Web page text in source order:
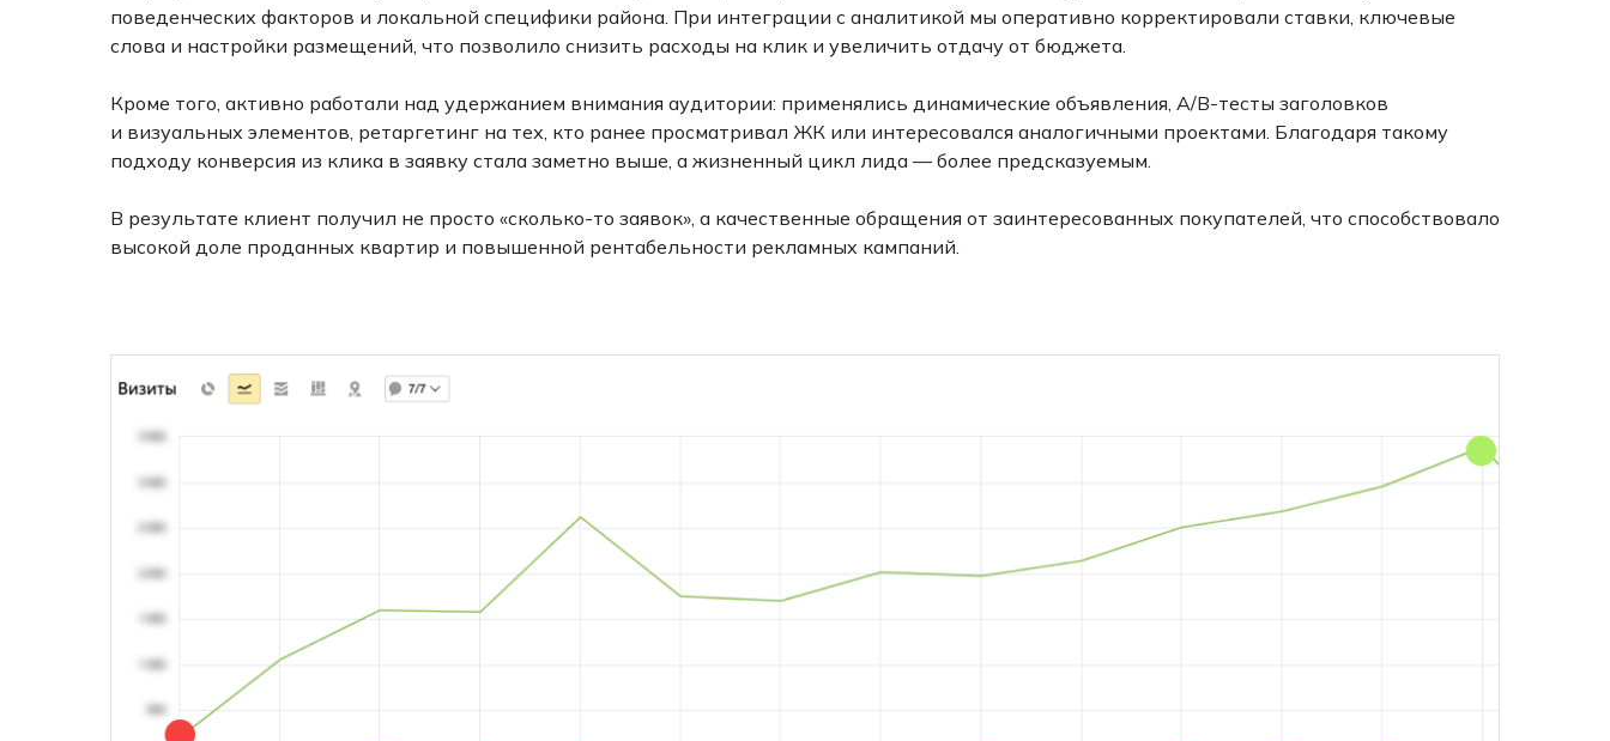
поведенческих факторов и локальной специфики района. При интеграции с аналитикой мы оперативно корректировали ставки, ключевые
слова и настройки размещений, что позволило снизить расходы на клик и увеличить отдачу от бюджета.
Кроме того, активно работали над удержанием внимания аудитории: применялись динамические объявления, A/B-тесты заголовков
и визуальных элементов, ретаргетинг на тех, кто ранее просматривал ЖК или интересовался аналогичными проектами. Благодаря такому
подходу конверсия из клика в заявку стала заметно выше, а жизненный цикл лида — более предсказуемым.
В результате клиент получил не просто «сколько-то заявок», а качественные обращения от заинтересованных покупателей, что способствовало
высокой доле проданных квартир и повышенной рентабельности рекламных кампаний.